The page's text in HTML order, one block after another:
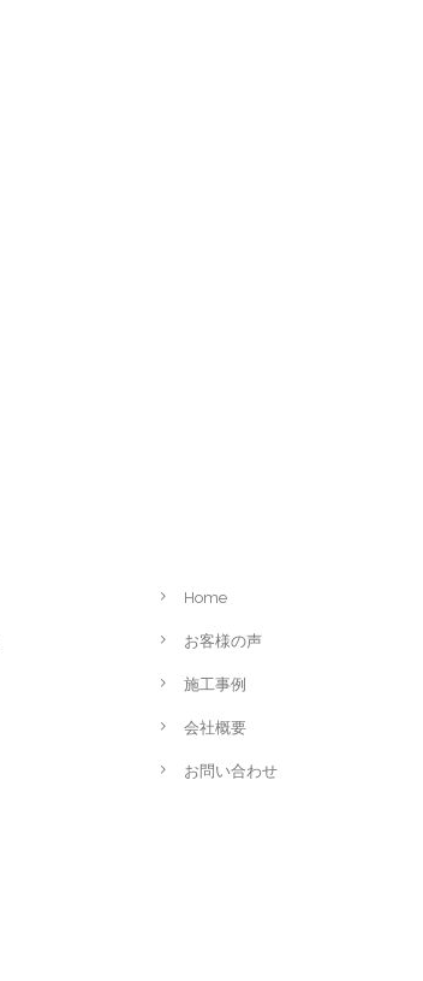
Home
お客様の声
施工事例
会社概要
お問い合わせ